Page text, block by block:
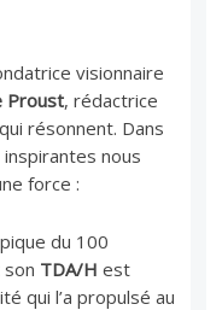
visionnaire
Proust, rédactrice
résonnent. Dans
nous
force :
du 100
TDA/H est
qui l’a propulsé au